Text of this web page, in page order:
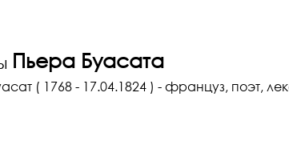
Пьера Буасата
( 1768 - 17.04.1824 ) - француз, поэт,